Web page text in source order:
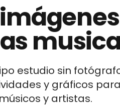
estudio sin
y gráficos
músicos y artistas.